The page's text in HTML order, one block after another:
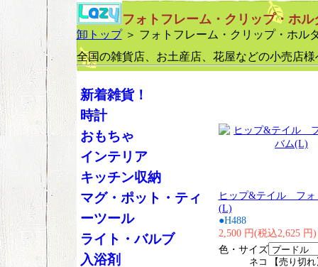
フォトフレーム・クリップ・ホル
卸トップ＞ フォトフレーム・クリップ・ホル
全国の雑貨店、お土産店、花屋などの小売店
ヒップ&テイル フォ
(L)
●H488
2,500 円(税込2,625 円)
色・サイズ
ネコ 【売り切れ
新着雑貨！
時計
おもちゃ
インテリア
キッチン収納
マグ・ポット・ティ
ーツール
ライト・バルブ
入浴剤